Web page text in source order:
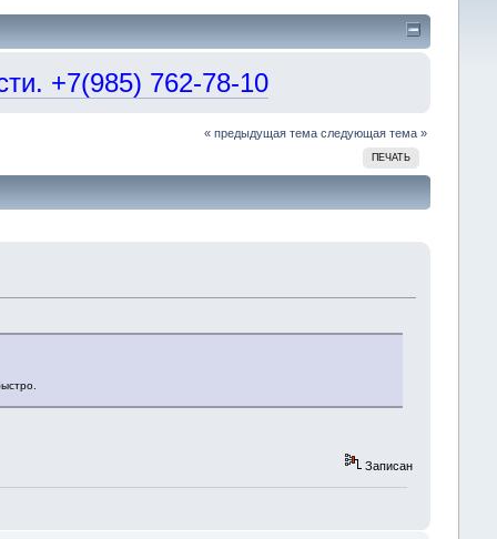
+7(985) 762-78-10
« предыдущая тема следующая тема »
ПЕЧАТЬ
Записан